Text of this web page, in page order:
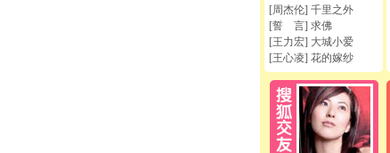
[周杰伦] 千里之外
[誓 言] 求佛
[王力宏] 大城小爱
[王心凌] 花的嫁纱